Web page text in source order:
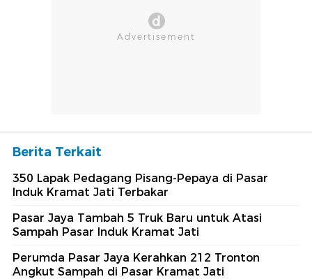
Berita Terkait
350 Lapak Pedagang Pisang-Pepaya di Pasar
Induk Kramat Jati Terbakar
Pasar Jaya Tambah 5 Truk Baru untuk Atasi
Sampah Pasar Induk Kramat Jati
Perumda Pasar Jaya Kerahkan 212 Tronton
Angkut Sampah di Pasar Kramat Jati